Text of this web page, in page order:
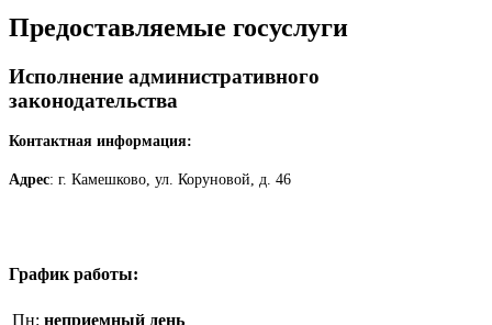
Предоставляемые госуслуги
Исполнение административного
законодательства
Контактная информация:
Адрес: г. Камешково, ул. Коруновой, д. 46
График работы:
Пн: неприемный день